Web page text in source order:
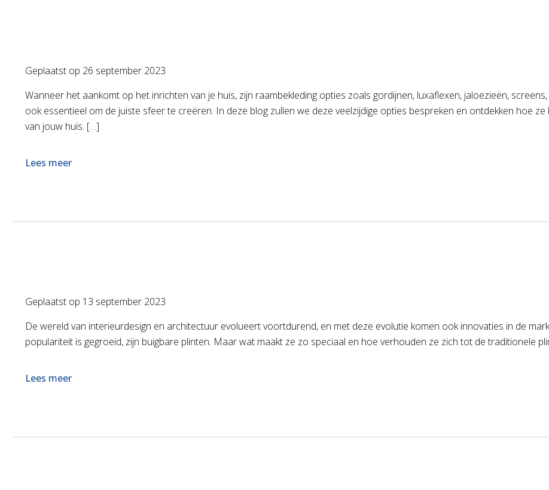
Geplaatst op 26 september 2023
Wanneer het aankomt op het inrichten van je huis, zijn raambekleding opties zoals gordijnen, luxaflexen, jaloezieën,
ook essentieel om de juiste sfeer te creëren. In deze blog zullen we deze veelzijdige opties bespreken en ontdekken hoe
van jouw huis. […]
Lees meer
Geplaatst op 13 september 2023
De wereld van interieurdesign en architectuur evolueert voortdurend, en met deze evolutie komen ook innovaties in de
populariteit is gegroeid, zijn buigbare plinten. Maar wat maakt ze zo speciaal en hoe verhouden ze zich tot de traditionele
Lees meer